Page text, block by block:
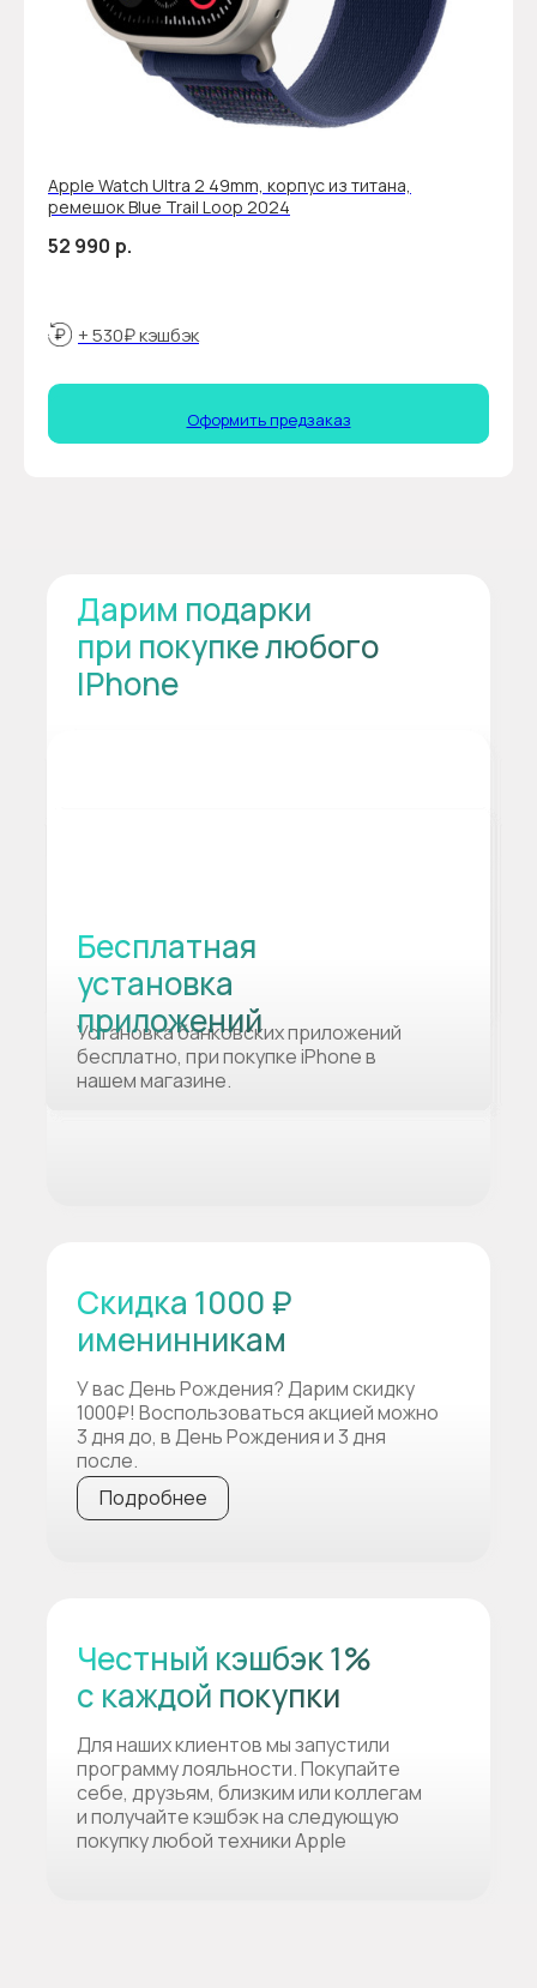
Apple Watch Ultra 2 49mm, корпус из титана,
ремешок Blue Trail Loop 2024
52 990 р.
+ 530₽ кэшбэк
Оформить предзаказ
Дарим подарки
при покупке любого
IPhone
Установка банковских приложений
бесплатно, при покупке iPhone в
нашем магазине.
Бесплатная
установка
приложений
Подробнее
Скидка 1000 ₽
именинникам
Для наших клиентов мы запустили
программу лояльности. Покупайте
себе, друзьям, близким или коллегам
и получайте кэшбэк на следующую
покупку любой техники Apple
Честный кэшбэк 1%
с каждой покупки
У вас День Рождения? Дарим скидку
1000₽! Воспользоваться акцией можно
3 дня до, в День Рождения и 3 дня
после.